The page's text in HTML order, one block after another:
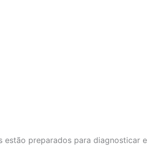
estão preparados para diagnosticar e